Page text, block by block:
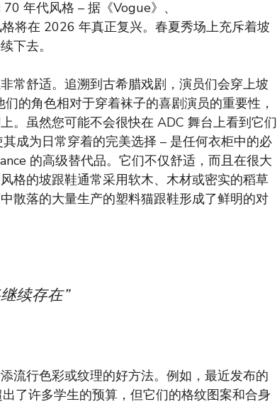
年代风格 – 据《Vogue》、
将在 2026 年真正复兴。春夏秀场上充斥着坡
下去。
常舒适。追溯到古希腊戏剧，演员们会穿上坡
角色相对于穿着袜子的喜剧演员的重要性，
。虽然您可能不会很快在 ADC 舞台上看到它们
成为日常穿着的完美选择 – 是任何衣柜中的必
的高级替代品。它们不仅舒适，而且在很大
格的坡跟鞋通常采用软木、木材或密实的稻草
散落的大量生产的塑料猫跟鞋形成了鲜明的对
续存在”
流行色彩或纹理的好方法。例如，最近发布的
了许多学生的预算，但它们的格纹图案和合身